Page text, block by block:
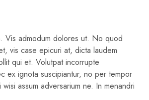
Vis admodum dolores ut. No quod
vis case epicuri at, dicta laudem
qui et. Volutpat incorrupte
ex ignota suscipiantur, no per tempor
assum adversarium ne. In menandri